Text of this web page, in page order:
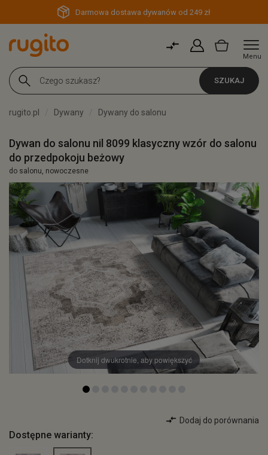
Darmowa dostawa dywanów od 249 zł
Menu
SZUKAJ
rugito.pl Dywany Dywany do salonu
Dywan do salonu nil 8099 klasyczny wzór do salonu
do przedpokoju beżowy
do salonu, nowoczesne
Dotknij dwukrotnie, aby powiększyć
Dodaj do porównania
Dostępne warianty: